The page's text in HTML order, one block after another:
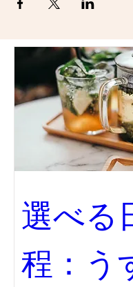
■定 員 ： ５名（※先着順
込みください。
※締切：実施日の開始２
みください。
※ご予約完了後、参加専用
お送りさせて頂きます。
■講座内容 ：
〇自分の「不調」につい
〇ツボ・経絡について
〇自分のツボを探してみよ
■講 師：お山のリトリー
表
※保有資格：介護福祉士・
看護師・助産師・医学気
選べる
程：う